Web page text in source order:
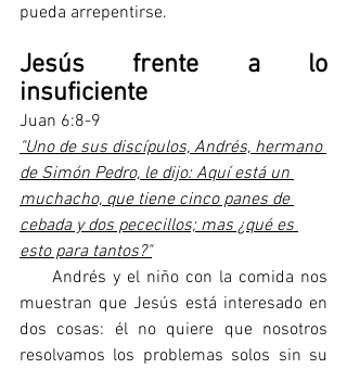
pueda arrepentirse.
Jesús frente a lo
insuficiente
Juan 6:8-9
"Uno de sus discípulos, Andrés, hermano
de Simón Pedro, le dijo: Aquí está un
muchacho, que tiene cinco panes de
cebada y dos pececillos; mas ¿qué es
esto para tantos?"
muestran que Jesús está interesado en
dos cosas: él no quiere que nosotros
resolvamos los problemas solos sin su